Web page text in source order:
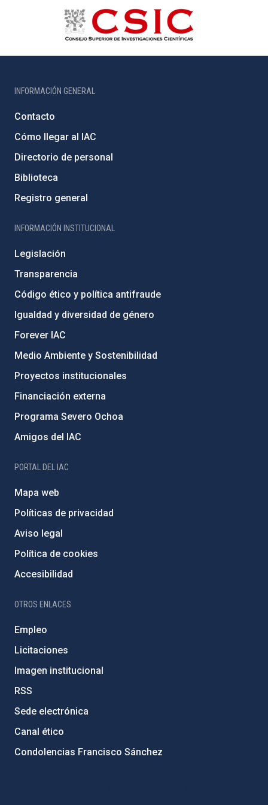
INFORMACIÓN GENERAL
Contacto
Cómo llegar al IAC
Directorio de personal
Biblioteca
Registro general
INFORMACIÓN INSTITUCIONAL
Legislación
Transparencia
Código ético y política antifraude
Igualdad y diversidad de género
Forever IAC
Medio Ambiente y Sostenibilidad
Proyectos institucionales
Financiación externa
Programa Severo Ochoa
Amigos del IAC
PORTAL DEL IAC
Mapa web
Políticas de privacidad
Aviso legal
Política de cookies
Accesibilidad
OTROS ENLACES
Empleo
Licitaciones
Imagen institucional
RSS
Sede electrónica
Canal ético
Condolencias Francisco Sánchez